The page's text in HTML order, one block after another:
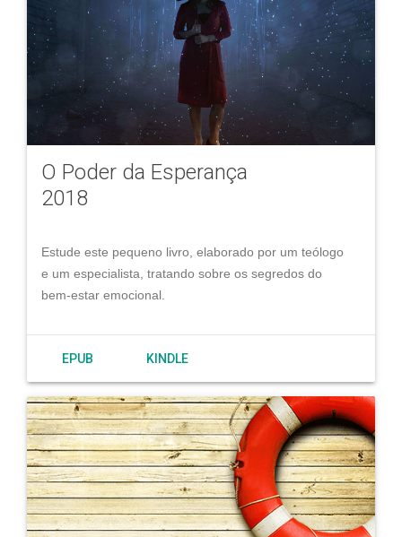
O Poder da Esperança
2018
Estude este pequeno livro, elaborado por um teólogo
e um especialista, tratando sobre os segredos do
bem-estar emocional.
EPUB KINDLE